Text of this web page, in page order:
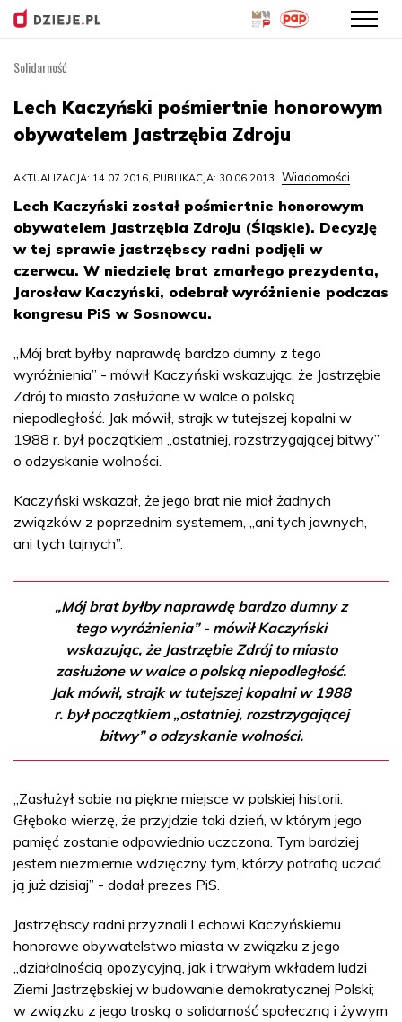
treści
Solidarność
Lech Kaczyński pośmiertnie honorowym
obywatelem Jastrzębia Zdroju
AKTUALIZACJA: 14.07.2016, PUBLIKACJA: 30.06.2013 Wiadomości
Lech Kaczyński został pośmiertnie honorowym
obywatelem Jastrzębia Zdroju (Śląskie). Decyzję
w tej sprawie jastrzębscy radni podjęli w
czerwcu. W niedzielę brat zmarłego prezydenta,
Jarosław Kaczyński, odebrał wyróżnienie podczas
kongresu PiS w Sosnowcu.
„Mój brat byłby naprawdę bardzo dumny z tego
wyróżnienia” - mówił Kaczyński wskazując, że Jastrzębie
Zdrój to miasto zasłużone w walce o polską
niepodległość. Jak mówił, strajk w tutejszej kopalni w
1988 r. był początkiem „ostatniej, rozstrzygającej bitwy”
o odzyskanie wolności.
Kaczyński wskazał, że jego brat nie miał żadnych
związków z poprzednim systemem, „ani tych jawnych,
ani tych tajnych”.
„Mój brat byłby naprawdę bardzo dumny z
tego wyróżnienia” - mówił Kaczyński
wskazując, że Jastrzębie Zdrój to miasto
zasłużone w walce o polską niepodległość.
Jak mówił, strajk w tutejszej kopalni w 1988
r. był początkiem „ostatniej, rozstrzygającej
bitwy” o odzyskanie wolności.
„Zasłużył sobie na piękne miejsce w polskiej historii.
Głęboko wierzę, że przyjdzie taki dzień, w którym jego
pamięć zostanie odpowiednio uczczona. Tym bardziej
jestem niezmiernie wdzięczny tym, którzy potrafią uczcić
ją już dzisiaj” - dodał prezes PiS.
Jastrzębscy radni przyznali Lechowi Kaczyńskiemu
honorowe obywatelstwo miasta w związku z jego
„działalnością opozycyjną, jak i trwałym wkładem ludzi
Ziemi Jastrzębskiej w budowanie demokratycznej Polski;
w związku z jego troską o solidarność społeczną i żywym